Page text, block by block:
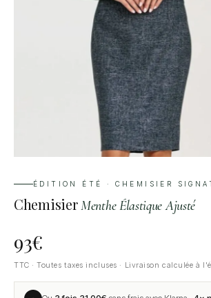
ÉDITION ÉTÉ · CHEMISIER
ChemisierMenthe Élastique Ajusté
93€
TTC · Toutes taxes incluses · Livraison calculée à